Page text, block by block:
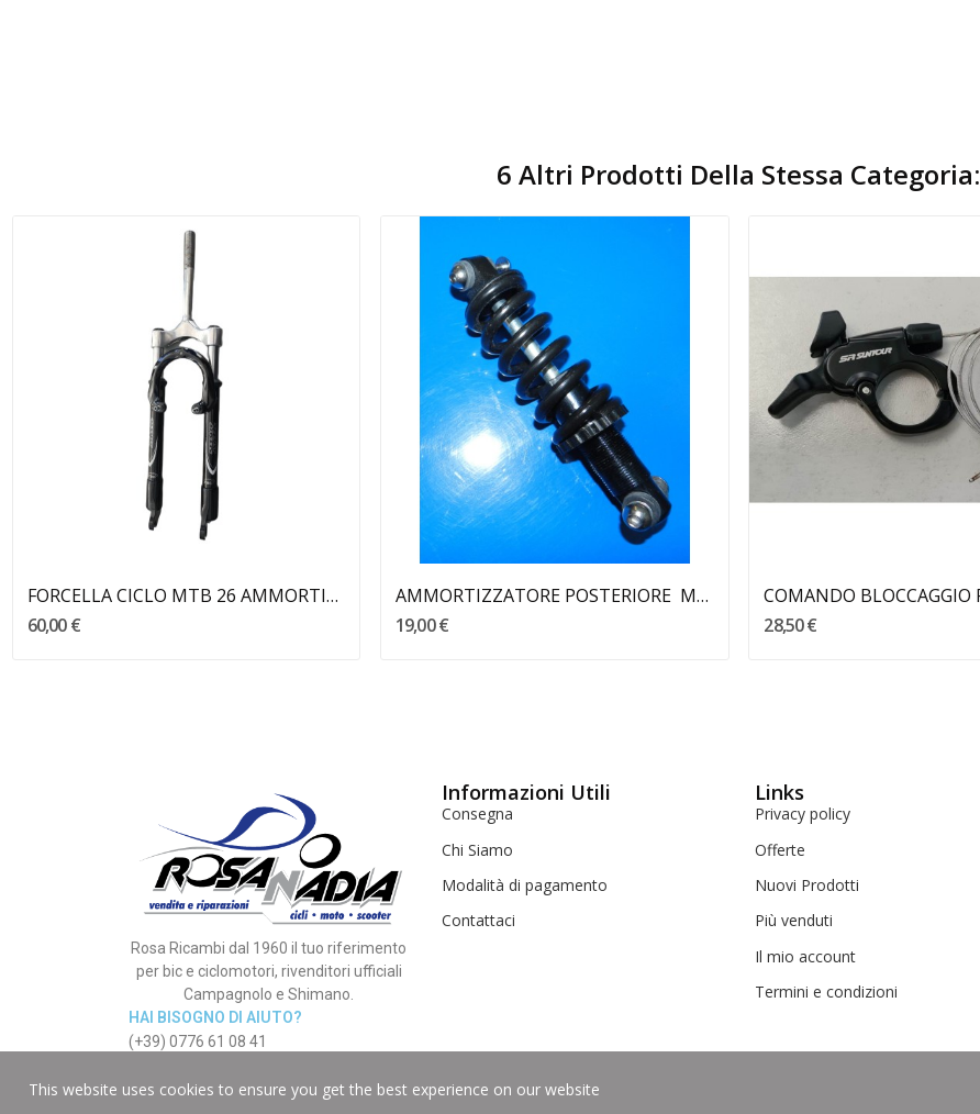
6 Altri Prodotti Della Stessa Categoria:
Aggiungi Al Carrello
FORCELLA CICLO MTB 26 AMMORTIZZATA SCOUT
60,00 €
AMMORTIZZATORE POSTERIORE MTB
19,00 €
28,50 €
Rosa Ricambi dal 1960 il tuo riferimento
per bic e ciclomotori, rivenditori ufficiali
Campagnolo e Shimano.
HAI BISOGNO DI AIUTO?
(+39) 0776 61 08 41
Informazioni Utili
Consegna
Chi Siamo
Modalità di pagamento
Contattaci
Links
Privacy policy
Offerte
Nuovi Prodotti
Più venduti
Il mio account
Termini e condizioni
© Copyright 2012 - 2025 | Rosa Nadia P.IVA 02268640600
This website uses cookies to ensure you get the best experience on our website